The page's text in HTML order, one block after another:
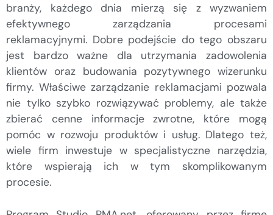
branży, każdego dnia mierzą się z wyzwaniem
efektywnego zarządzania procesami
reklamacyjnymi. Dobre podejście do tego obszaru
jest bardzo ważne dla utrzymania zadowolenia
klientów oraz budowania pozytywnego wizerunku
firmy. Właściwe zarządzanie reklamacjami pozwala
nie tylko szybko rozwiązywać problemy, ale także
zbierać cenne informacje zwrotne, które mogą
pomóc w rozwoju produktów i usług. Dlatego też,
wiele firm inwestuje w specjalistyczne narzędzia,
które wspierają ich w tym skomplikowanym
procesie.